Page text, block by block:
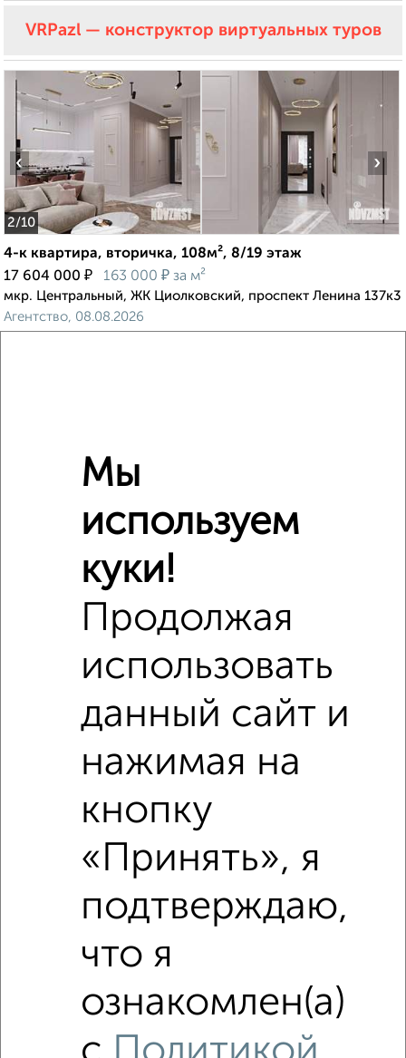
VRPazl — конструктор виртуальных туров
2/10
‹ ›
4-к квартира, вторичка, 108м², 8/19 этаж
17 604 000 ₽ 163 000 ₽ за м²
мкр. Центральный, ЖК Циолковский, проспект Ленина 137к3
Агентство, 08.08.2026
4-к квартира, вторичка, 74м², 8/12 этаж
за м²
мкр. 39-й, проспект Маркса 98
Агентство, 07.08.2026
4-к квартира, сданный дом, 103м², 15/23 этаж
16 000 000₽ 155 400 ₽ за м²
Собственник, 07.08.2026
Мы
используем
куки!
Продолжая
использовать
данный сайт и
нажимая на
кнопку
«Принять», я
подтверждаю,
что я
ознакомлен(а)